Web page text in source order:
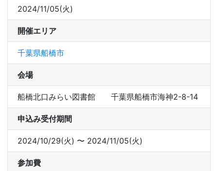
2024/11/05(火)
開催エリア
千葉県船橋市
会場
船橋北口みらい図書館 千葉県船橋市海神2-8-14
申込み受付期間
2024/10/29(火) 〜 2024/11/05(火)
参加費